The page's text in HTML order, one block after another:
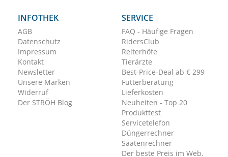
INFOTHEK
AGB
Datenschutz
Impressum
Kontakt
Newsletter
Unsere Marken
Widerruf
Der STRÖH Blog
SERVICE
FAQ - Häufige Fragen
RidersClub
Reiterhöfe
Tierärzte
Best-Price-Deal ab € 299
Futterberatung
Lieferkosten
Neuheiten - Top 20
Produkttest
Servicetelefon
Düngerrechner
Saatenrechner
Der beste Preis im Web.